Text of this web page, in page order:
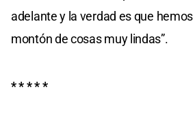
adelante y la verdad es que
montón de cosas muy lindas”.
* * * * *